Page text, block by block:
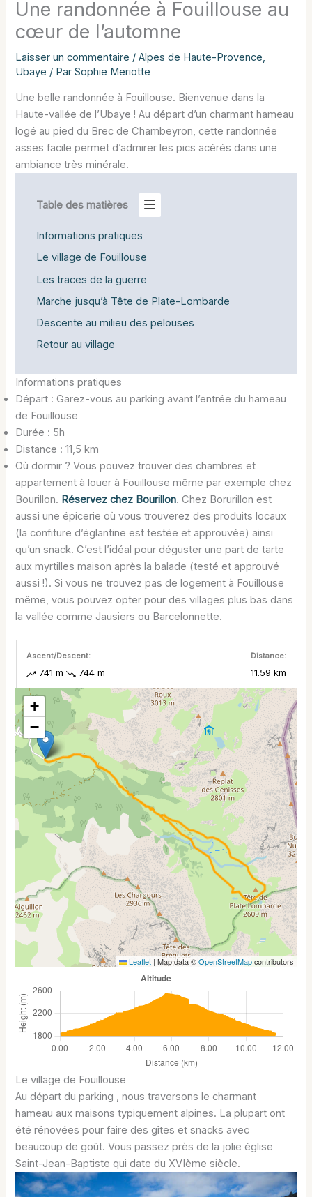
Une randonnée à Fouillouse au
cœur de l’automne
Laisser un commentaire /Alpes de Haute-Provence,
Ubaye / ParSophie Meriotte
Une belle randonnée à Fouillouse. Bienvenue dans la
Haute-vallée de l’Ubaye ! Au départ d’un charmant hameau
logé au pied du Brec de Chambeyron, cette randonnée
asses facile permet d’admirer les pics acérés dans une
ambiance très minérale.
Table des matières
Informations pratiques
Le village de Fouillouse
Les traces de la guerre
Marche jusqu’à Tête de Plate-Lombarde
Descente au milieu des pelouses
Retour au village
Informations pratiques
Départ : Garez-vous au parking avant l’entrée du hameau
de Fouillouse
Durée : 5h
Distance : 11,5 km
Où dormir ? Vous pouvez trouver des chambres et
appartement à louer à Fouillouse même par exemple chez
Bourillon. Réservez chez Bourillon. Chez Borurillon est
aussi une épicerie où vous trouverez des produits locaux
(la confiture d’églantine est testée et approuvée) ainsi
qu’un snack. C’est l’idéal pour déguster une part de tarte
aux myrtilles maison après la balade (testé et approuvé
aussi !). Si vous ne trouvez pas de logement à Fouillouse
même, vous pouvez opter pour des villages plus bas dans
la vallée comme Jausiers ou Barcelonnette.
Ascent/Descent:
741 m 744 m
Distance:
11.59 km
+
−
Leaflet | Map data ©OpenStreetMapcontributors
Le village de Fouillouse
Au départ du parking , nous traversons le charmant
hameau aux maisons typiquement alpines. La plupart ont
été rénovées pour faire des gîtes et snacks avec
beaucoup de goût. Vous passez près de la jolie église
Saint-Jean-Baptiste qui date du XVIème siècle.